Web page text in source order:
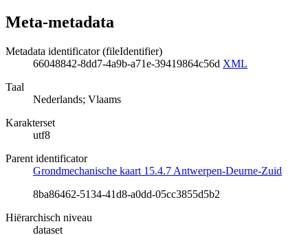
Meta-metadata
Metadata identificator (fileIdentifier)
66048842-8dd7-4a9b-a71e-39419864c56d XML
Taal
Nederlands; Vlaams
Karakterset
utf8
Parent identificator
Grondmechanische kaart 15.4.7 Antwerpen-Deurne-Zuid
8ba86462-5134-41d8-a0dd-05cc3855d5b2
Hiërarchisch niveau
dataset